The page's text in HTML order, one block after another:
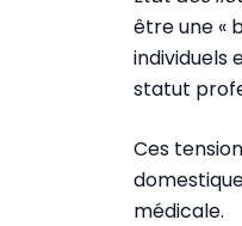
être une «
individuels
statut
Ces
médicale.